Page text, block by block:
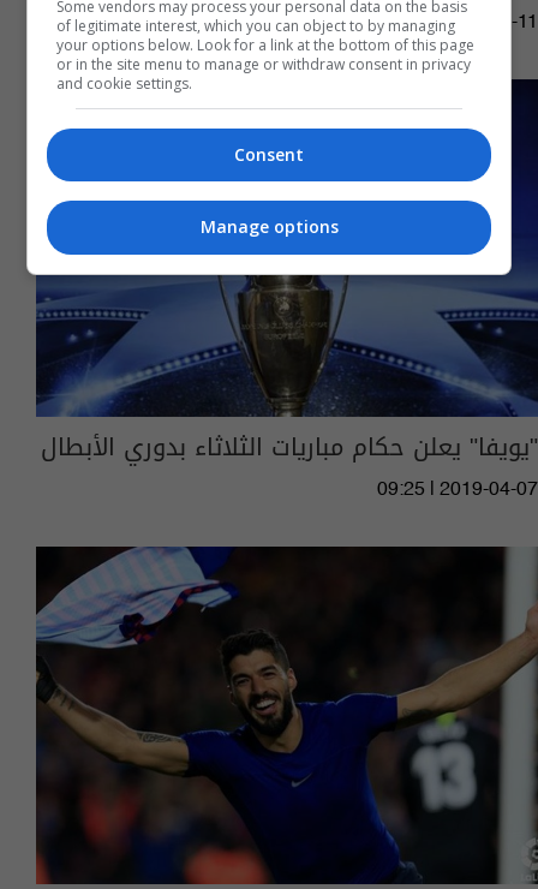
07:07 | 2019-04-11
"يويفا" يعلن حكام مباريات الثلاثاء بدوري الأبطال
09:25 | 2019-04-07
Some vendors may process your personal data on the basis
of legitimate interest, which you can object to by managing
your options below. Look for a link at the bottom of this page
or in the site menu to manage or withdraw consent in privacy
and cookie settings.
Consent
Manage options